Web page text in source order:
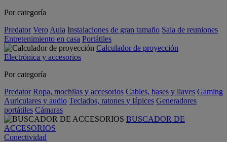
Por categoría
Predator Vero Aula Instalaciones de gran tamaño Sala de reuniones
Entretenimiento en casa Portátiles
Calculador de proyección
Electrónica y accesorios
Por categoría
Predator Ropa, mochilas y accesorios Cables, bases y llaves Gaming
Auriculares y audio Teclados, ratones y lápices Generadores
portátiles Cámaras
BUSCADOR DE
ACCESORIOS
Conectividad